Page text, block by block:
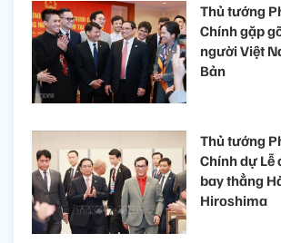
Thủ tướng
Chính gặp
người Việt
Bản
Thủ tướng
Chính dự Lễ
bay thẳng
Hiroshima